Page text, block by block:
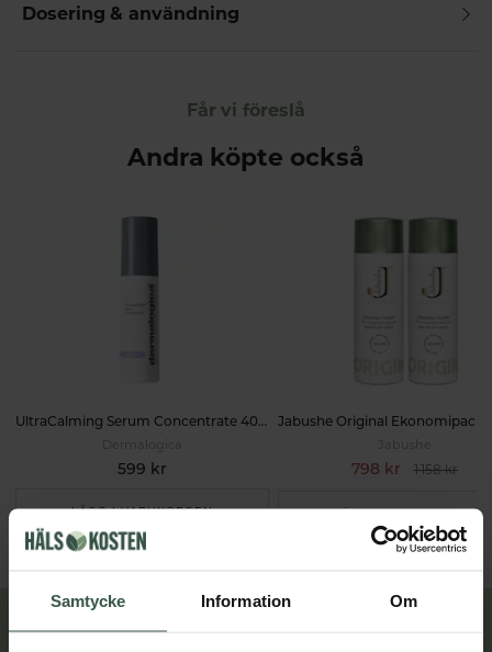
Samtycke Information Om
Dosering & användning
Får vi föreslå
Andra köpte också
UltraCalming Serum Concentrate 40ml
599 kr
LÄGG I VARUKORGEN
798 kr 1 158 kr
LÄGG I VARUKORGEN